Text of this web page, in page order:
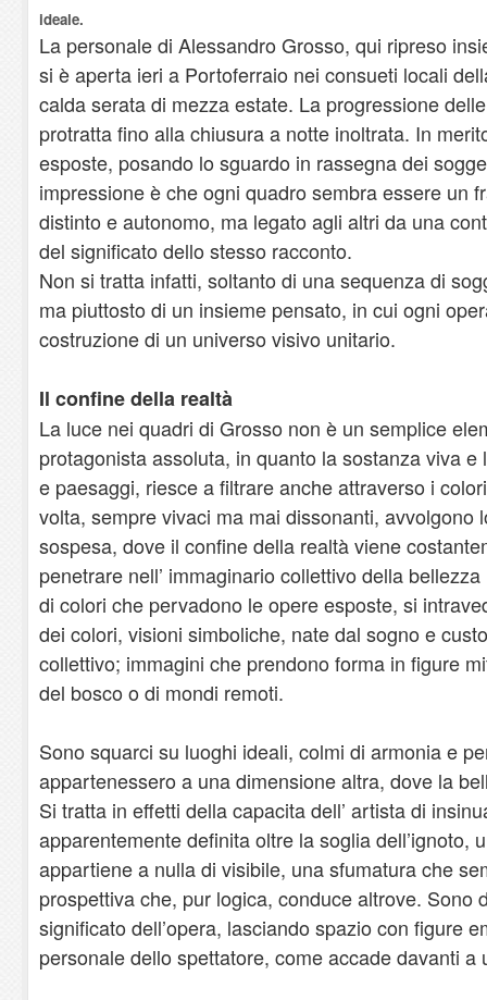
ideale.
La personale di Alessandro Grosso, qui ripreso
si è aperta ieri a Portoferraio nei consueti locali
calda serata di mezza estate. La progressione
protratta fino alla chiusura a notte inoltrata. In
esposte, posando lo sguardo in rassegna dei
impressione è che ogni quadro sembra essere un
distinto e autonomo, ma legato agli altri da una
del significato dello stesso racconto.
Non si tratta infatti, soltanto di una sequenza di
ma piuttosto di un insieme pensato, in cui ogni
costruzione di un universo visivo unitario.
Il confine della realtà
La luce nei quadri di Grosso non è un semplice
protagonista assoluta, in quanto la sostanza viva
e paesaggi, riesce a filtrare anche attraverso i
volta, sempre vivaci ma mai dissonanti, avvolgono
sospesa, dove il confine della realtà viene
penetrare nell’ immaginario collettivo della
di colori che pervadono le opere esposte, si
dei colori, visioni simboliche, nate dal sogno e
collettivo; immagini che prendono forma in figure
del bosco o di mondi remoti.
Sono squarci su luoghi ideali, colmi di armonia e
appartenessero a una dimensione altra, dove la
Si tratta in effetti della capacita dell’ artista di
apparentemente definita oltre la soglia dell’ignoto,
appartiene a nulla di visibile, una sfumatura che
prospettiva che, pur logica, conduce altrove. Sono
significato dell’opera, lasciando spazio con figure
personale dello spettatore, come accade davanti a